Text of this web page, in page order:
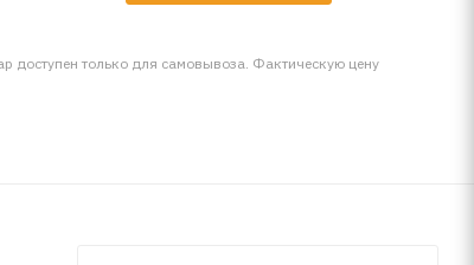
доступен только для самовывоза. Фактическую цену